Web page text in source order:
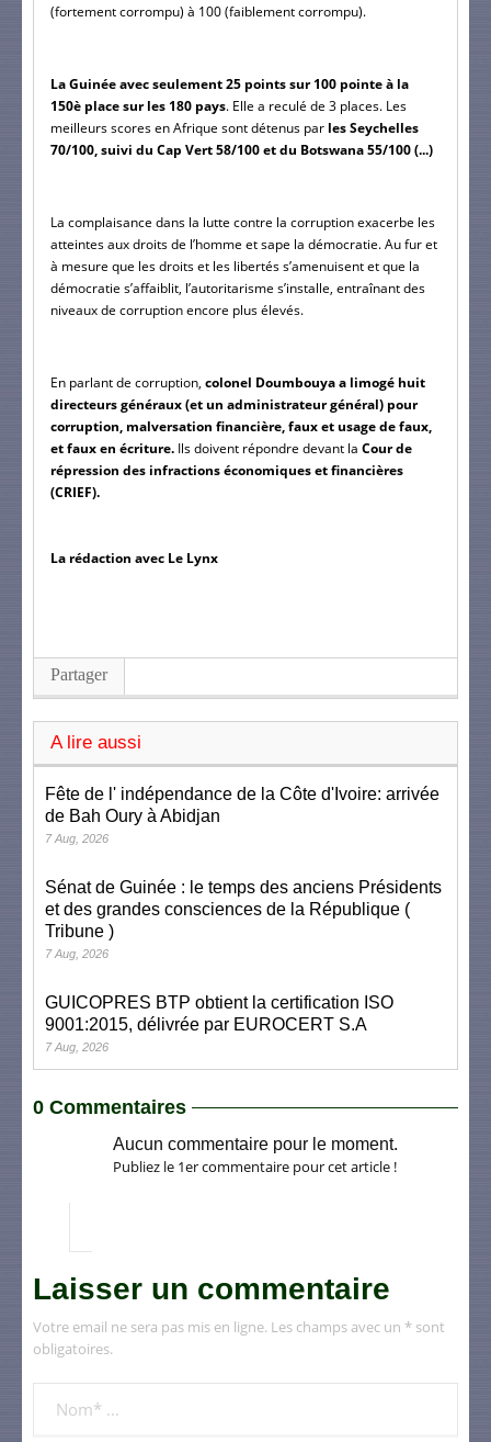
(fortement corrompu) à 100 (faiblement corrompu).
La Guinée avec seulement 25 points sur 100 pointe à la
150è place sur les 180 pays. Elle a reculé de 3 places. Les
meilleurs scores en Afrique sont détenus par les Seychelles
70/100, suivi du Cap Vert 58/100 et du Botswana 55/100 (...)
La complaisance dans la lutte contre la corruption exacerbe les
atteintes aux droits de l’homme et sape la démocratie. Au fur et
à mesure que les droits et les libertés s’amenuisent et que la
démocratie s’affaiblit, l’autoritarisme s’installe, entraînant des
niveaux de corruption encore plus élevés.
En parlant de corruption, colonel Doumbouya a limogé huit
directeurs généraux (et un administrateur général) pour
corruption, malversation financière, faux et usage de faux,
et faux en écriture. Ils doivent répondre devant la Cour de
répression des infractions économiques et financières
(CRIEF).
La rédaction avec Le Lynx
Partager
A lire aussi
Fête de l' indépendance de la Côte d'Ivoire: arrivée
de Bah Oury à Abidjan
7 Aug, 2026
Sénat de Guinée : le temps des anciens Présidents
et des grandes consciences de la République (
Tribune )
7 Aug, 2026
GUICOPRES BTP obtient la certification ISO
9001:2015, délivrée par EUROCERT S.A
7 Aug, 2026
0 Commentaires
Aucun commentaire pour le moment.
Publiez le 1er commentaire pour cet article !
Laisser un commentaire
Votre email ne sera pas mis en ligne. Les champs avec un * sont
obligatoires.